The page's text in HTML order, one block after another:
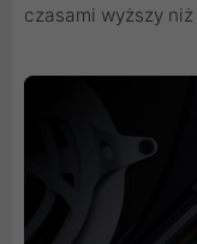
czasami wyższy niż